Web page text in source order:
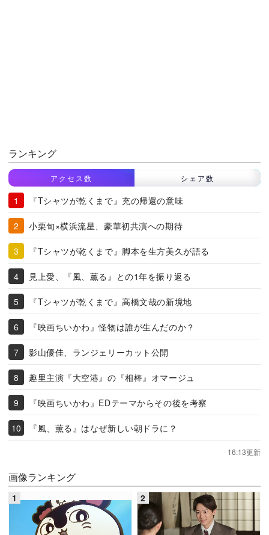
ランキング
アクセス数 シェア数
『Tシャツが乾くまで』充の帰還の意味
小栗旬×横浜流星、豪華初共演への期待
『Tシャツが乾くまで』脚本を生方美久が語る
見上愛、『風、薫る』との1年を振り返る
『Tシャツが乾くまで』高橋文哉の新境地
『映画ちいかわ』怪物は誰が生んだのか？
影山優佳、ランジェリーカット公開
趣里主演『大空港』の『相棒』オマージュ
『映画ちいかわ』EDテーマからその後を考察
『風、薫る』はなぜ新しい朝ドラに？
16:13更新
画像ランキング